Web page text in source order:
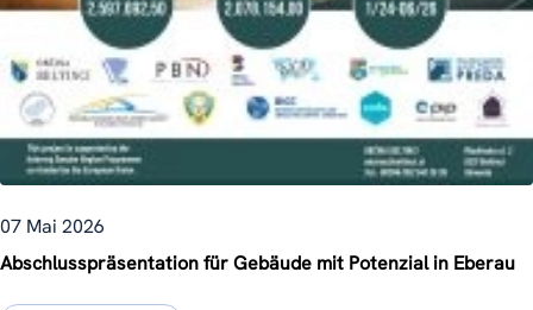
07 Mai 2026
Abschlusspräsentation für Gebäude mit Potenzial in Eberau